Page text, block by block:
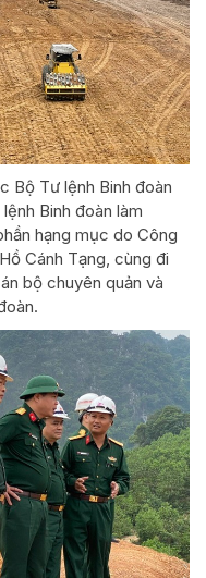
Bộ Tư lệnh Binh đoàn
Binh đoàn làm
hạng mục do Công
Cánh Tạng, cùng đi
bộ chuyên quản và